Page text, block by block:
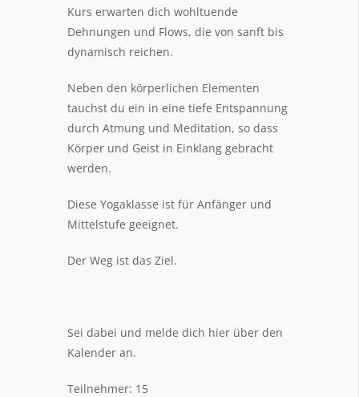
Kurs erwarten dich wohltuende
Dehnungen und Flows, die von sanft bis
dynamisch reichen.
Neben den körperlichen Elementen
tauchst du ein in eine tiefe Entspannung
durch Atmung und Meditation, so dass
Körper und Geist in Einklang gebracht
werden.
Diese Yogaklasse ist für Anfänger und
Mittelstufe geeignet.
Der Weg ist das Ziel.
Sei dabei und melde dich hier über den
Kalender an.
Teilnehmer: 15